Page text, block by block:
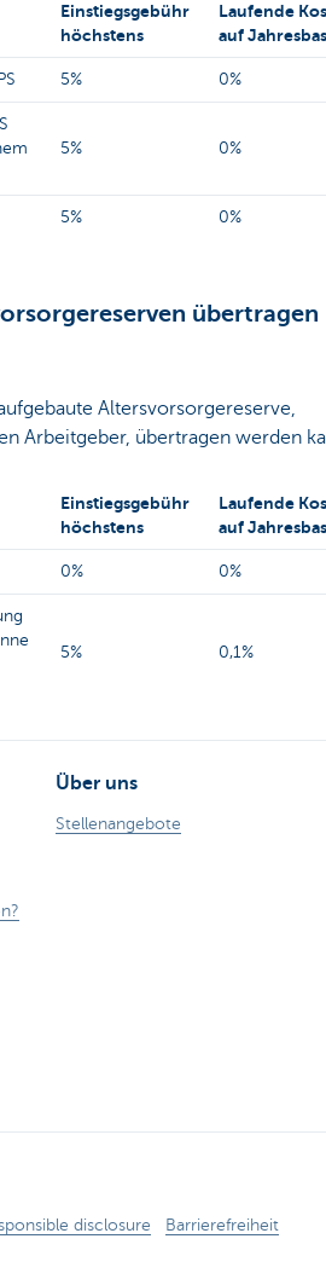
Einstiegsgebühr
höchstens
Laufende
auf
5% 0%
5% 0%
5% 0%
übertragen
Altersvorsorgereserve,
Arbeitgeber, übertragen werden
Einstiegsgebühr
höchstens
Laufende
auf
0% 0%
5% 0,1%
Über uns
Stellenangebote
disclosure Barrierefreiheit